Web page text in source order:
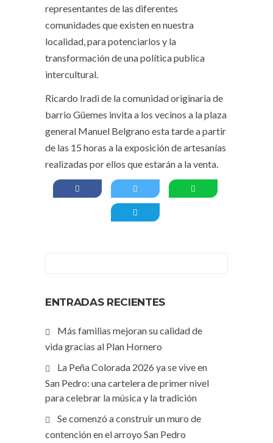
representantes de las diferentes
comunidades que existen en nuestra
localidad, para potenciarlos y la
transformación de una política publica
intercultural.
Ricardo Iradi de la comunidad originaria de
barrio Güemes invita a los vecinos a la plaza
general Manuel Belgrano esta tarde a partir
de las 15 horas a la exposición de artesanías
realizadas por ellos que estarán a la venta.
ENTRADAS RECIENTES
Más familias mejoran su calidad de
vida gracias al Plan Hornero
La Peña Colorada 2026 ya se vive en
San Pedro: una cartelera de primer nivel
para celebrar la música y la tradición
Se comenzó a construir un muro de
contención en el arroyo San Pedro